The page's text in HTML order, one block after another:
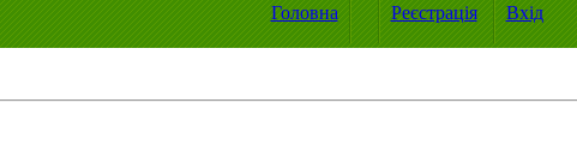
Головна Реєстрація Вхід